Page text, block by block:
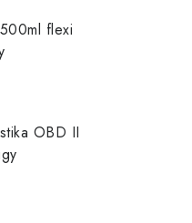
flexi
OBD II